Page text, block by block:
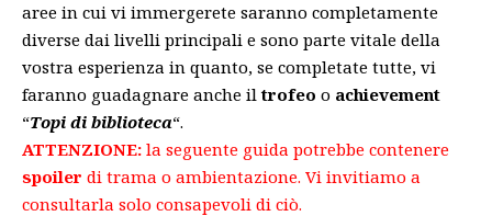
aree in cui vi immergerete saranno completamente
diverse dai livelli principali e sono parte vitale della
vostra esperienza in quanto, se completate tutte, vi
faranno guadagnare anche iltrofeo o achievement
“Topi di biblioteca“.
ATTENZIONE: la seguente guida potrebbe contenere
spoiler di trama o ambientazione. Vi invitiamo a
consultarla solo consapevoli di ciò.